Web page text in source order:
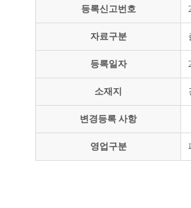
등록신고번호
자료구분
등록일자
소재지
변경등록 사항
영업구분